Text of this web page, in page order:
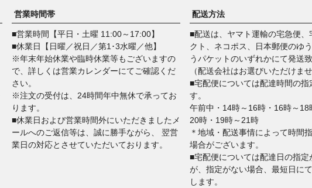
営業時間帯
■営業時間【平日・土曜 11:00～17:00】
■休業日【日曜／祝日／第1･3水曜／他】
※年末年始休業や臨時休業等もございますの
で、詳しくは営業カレンダーにてご確認くだ
さい。
※注文の受付は、24時間年中無休で承ってお
ります。
■休業日および営業時間外にいただきましたメ
ールへのご返信等は、誠に勝手ながら、 翌営
業日の対応とさせていただいております。
配送方法
■配送は、ヤマト運輸の宅急便、
クト、ネコポス、日本郵便のゆ
うパケットのいずれかにて発送致
（配送会社はお選びいただけませ
■宅配便については配達時間の指
す。
午前中・14時～16時・16時～18
20時・19時～21時
＊地域・配送事情によって時間
場合がございます。
■宅配便については配達日の指定
が、指定がない場合、最短日に
します。